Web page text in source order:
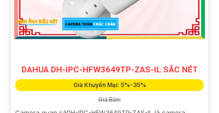
DAHUA DH-IPC-HFW3649TP-ZAS-IL SẮC NÉT
Giá Khuyến Mại: 5%-35%
Giá Bán: